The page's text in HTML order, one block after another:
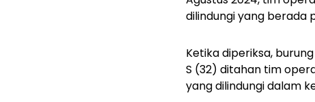
dilindungi yang berada
Ketika diperiksa,
S (32) ditahan tim
yang dilindungi dalam